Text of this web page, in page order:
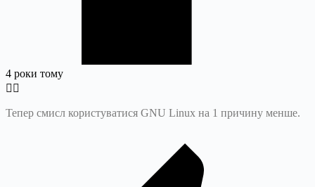
4 роки тому
Тепер смисл користуватися GNU Linux на 1 причину менше.